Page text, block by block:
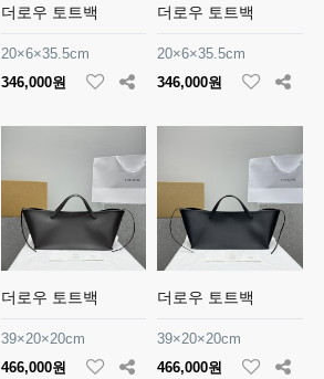
더로우 토트백
20×6×35.5cm
346,000원
더로우 토트백
20×6×35.5cm
346,000원
더로우 토트백
39×20×20cm
466,000원
더로우 토트백
39×20×20cm
466,000원